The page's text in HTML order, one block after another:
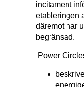
incitament
etableringen
däremot har
begränsad.
Power